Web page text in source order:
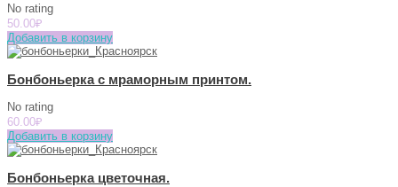
No rating
50.00₽
Добавить в корзину
Бонбоньерка с мраморным принтом.
No rating
60.00₽
Добавить в корзину
Бонбоньерка цветочная.